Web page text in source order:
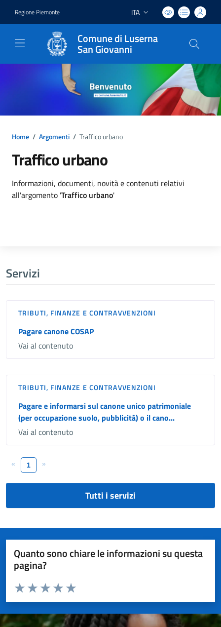
Regione Piemonte Lingua attiva:
ITA
Comune di Luserna
San Giovanni
Home / Argomenti / Traffico urbano
Traffico urbano
Dettagli argomento
Informazioni, documenti, novità e contenuti relativi
all'argomento 'Traffico urbano'
Servizi
TRIBUTI, FINANZE E CONTRAVVENZIONI
Pagare canone COSAP
Vai al contenuto
TRIBUTI, FINANZE E CONTRAVVENZIONI
Pagare e informarsi sul canone unico patrimoniale
(per occupazione suolo, pubblicità) o il cano...
Vai al contenuto
« 1 »
Tutti i servizi
Quanto sono chiare le informazioni su questa
pagina?
Valuta da 1 a 5 stelle la pagina
Valuta 5 stelle su 5
Valuta 4 stelle su 5
Valuta 3 stelle su 5
Valuta 2 stelle su 5
Valuta 1 stelle su 5